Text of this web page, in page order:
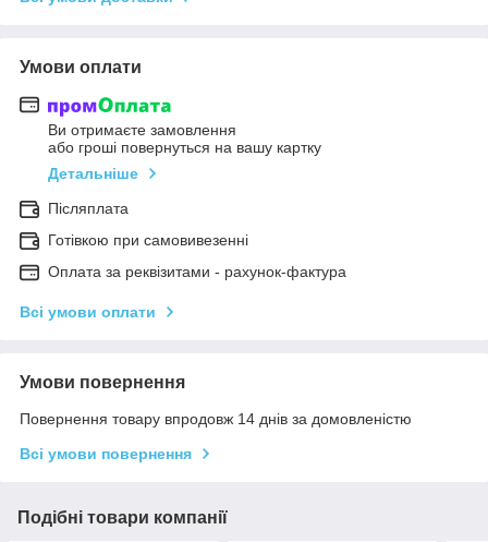
Умови оплати
Ви отримаєте замовлення
або гроші повернуться на вашу картку
Детальніше
Післяплата
Готівкою при самовивезенні
Оплата за реквізитами - рахунок-фактура
Всі умови оплати
Умови повернення
Повернення товару впродовж 14 днів за домовленістю
Всі умови повернення
Подібні товари компанії